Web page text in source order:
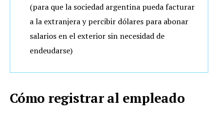
(para que la sociedad argentina pueda facturar
a la extranjera y percibir dólares para abonar
salarios en el exterior sin necesidad de
endeudarse)
Cómo registrar al empleado